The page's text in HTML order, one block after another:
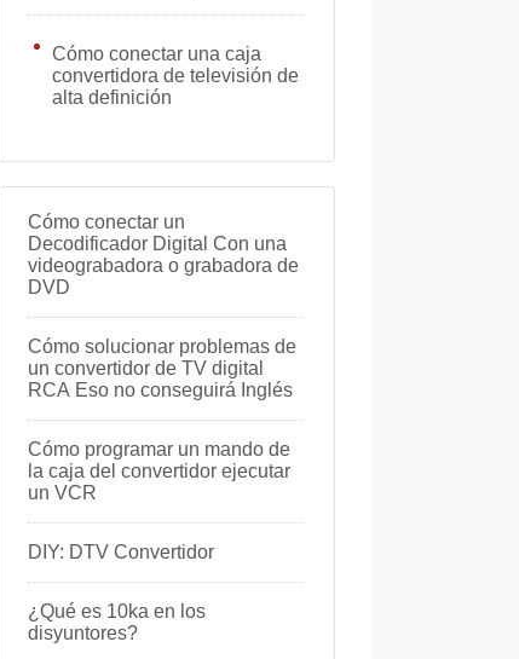
Cómo conectar una caja
convertidora de televisión de
alta definición
Cómo conectar un
Decodificador Digital Con una
videograbadora o grabadora de
DVD
Cómo solucionar problemas de
un convertidor de TV digital
RCA Eso no conseguirá Inglés
Cómo programar un mando de
la caja del convertidor ejecutar
un VCR
DIY: DTV Convertidor
¿Qué es 10ka en los
disyuntores?